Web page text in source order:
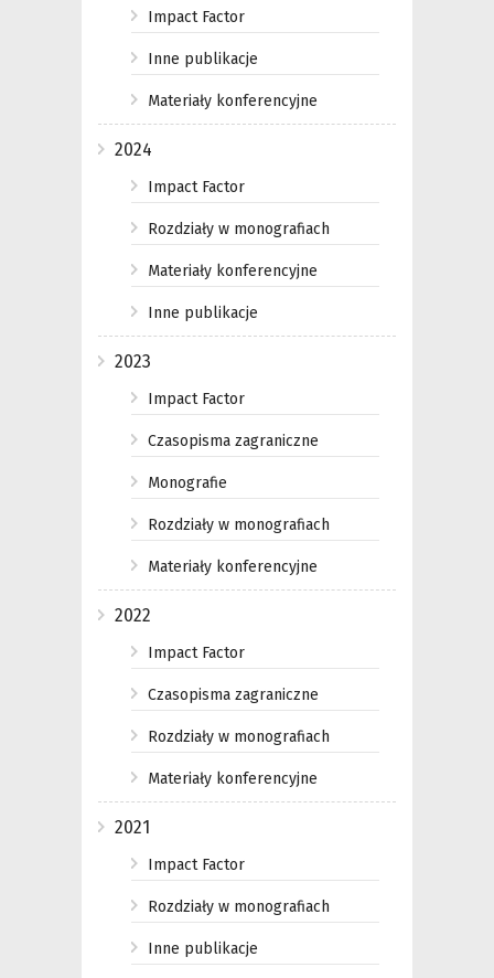
Impact Factor
Inne publikacje
Materiały konferencyjne
2024
Impact Factor
Rozdziały w monografiach
Materiały konferencyjne
Inne publikacje
2023
Impact Factor
Czasopisma zagraniczne
Monografie
Rozdziały w monografiach
Materiały konferencyjne
2022
Impact Factor
Czasopisma zagraniczne
Rozdziały w monografiach
Materiały konferencyjne
2021
Impact Factor
Rozdziały w monografiach
Inne publikacje